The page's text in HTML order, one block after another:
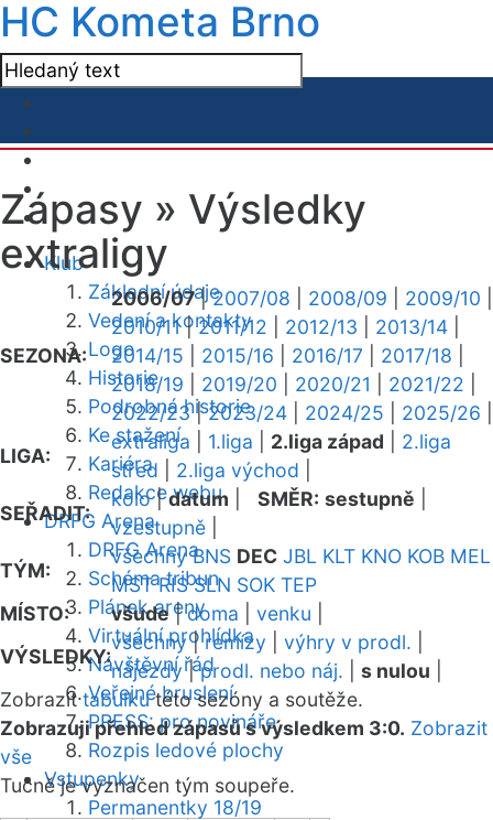
HC Kometa Brno
Klub
Základní údaje
Vedení a kontakty
Logo
Historie
Podrobná historie
Ke stažení
Kariéra
Redakce webu
DRFG Arena
DRFG Arena
Schéma tribun
Plánek areny
Virtuální prohlídka
Návštěvní řád
Veřejné bruslení
PRESS: pro novináře
Rozpis ledové plochy
Vstupenky
Permanentky 18/19
Zápasy » Výsledky
extraligy
SEZONA:
2006/07|2007/08 2008/09 2009/10
2010/11|2011/12 2012/13 2013/14
2014/15
2015/16 2016/17 2017/18
2018/19
2019/20 2020/21 2021/22
2022/23|2023/24 2024/25 2025/26
LIGA:
extraliga 1.liga 2.liga západ
2.liga
střed
2.liga východ
SEŘADIT:
kolo|datum SMĚR: sestupně
vzestupně
TÝM:
všechny BNS DEC JBL KLT KNO KOB MEL
MST RIS SLN SOK TEP
MÍSTO:
všude|doma venku
VÝSLEDKY:
všechny|remízy výhry v prodl.
nájezdy|prodl. nebo náj. s nulou
Zobrazittabulkutéto sezóny a soutěže.
Zobrazuji přehled zápasů s výsledkem 3:0. Zobrazit
vše
Tučně je vyznačen tým soupeře.